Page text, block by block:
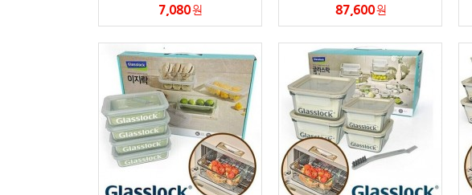
25 AP-100071
26 보냉
27 AP-100052
28 AP-100150
7,080원 87,600원